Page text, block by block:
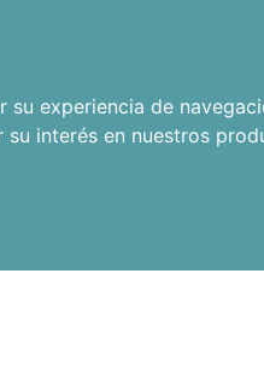
experiencia de
su interés en nuestros